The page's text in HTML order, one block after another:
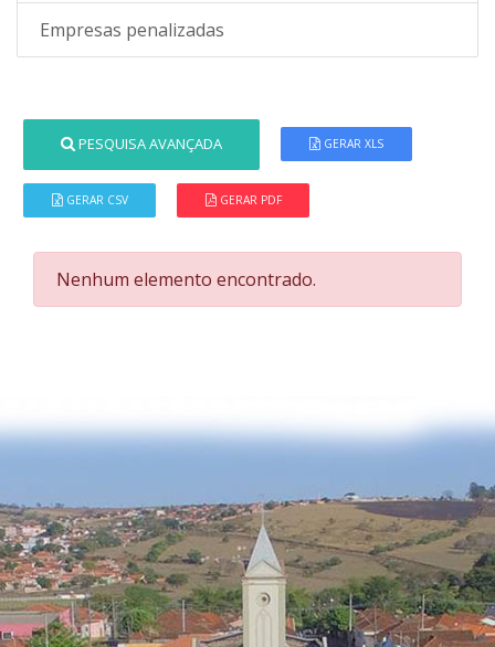
Empresas penalizadas
PESQUISA AVANÇADA GERAR XLS
GERAR CSV GERAR PDF
Nenhum elemento encontrado.